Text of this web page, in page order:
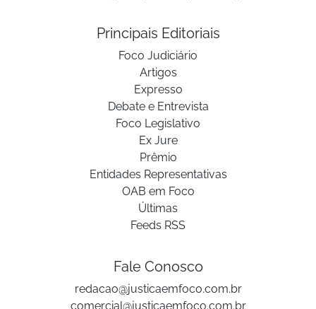
Principais Editoriais
Foco Judiciário
Artigos
Expresso
Debate e Entrevista
Foco Legislativo
Ex Jure
Prêmio
Entidades Representativas
OAB em Foco
Últimas
Feeds RSS
Fale Conosco
redacao@justicaemfoco.com.br
comercial@justicaemfoco.com.br